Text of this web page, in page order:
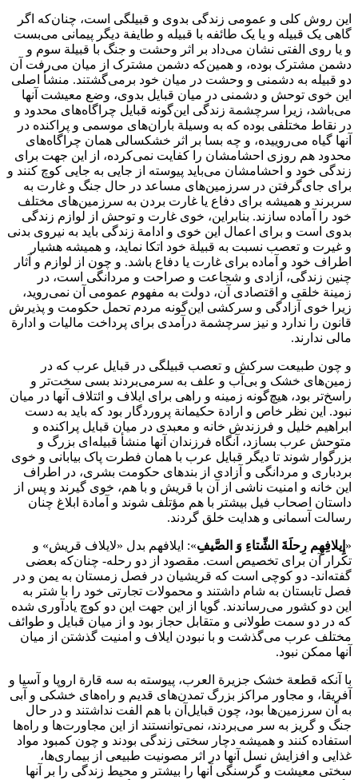
‌این‌ روش‌ کلی‌ و عمومی‌ زندگی‌ بدوی‌ و قبیلگی‌ ‌است‌، چنان‌که‌ ‌اگر‌
گاهی‌ یک‌ قبیله‌ و یا یک‌ طائفه‌ ‌با‌ قبیله‌ و طایفة دیگر پیمانی‌ می‌بست‌
و یا روی‌ الفتی‌ نشان‌ می‌داد ‌بر‌ اثر وحشت‌ و جنگ‌ ‌با‌ قبیلة سوم‌ و
دشمن‌ مشترک‌ بوده‌، و همین‌که‌ دشمن‌ مشترک‌ ‌از‌ میان‌ می‌رفت‌ ‌آن‌
دو قبیله‌ به دشمنی‌ و وحشت‌ ‌در‌ میان‌ ‌خود‌ برمی‌گشتند. منشأ اصلی‌
‌این خوی‌ توحش‌ و دشمنی‌ ‌در‌ میان‌ قبایل بدوی‌، وضع‌ معیشت‌ آنها
می‌باشد، زیرا سرچشمة زندگی‌ این‌گونه قبایل چراگاه‌های‌ محدود و
‌در‌ نقاط مختلفی‌ بوده‌ ‌که‌ به وسیلة باران‌های‌ موسمی‌ و پراکنده‌ ‌در‌
آنها گیاه‌ می‌روییده‌، و چه‌ بسا ‌بر‌ اثر خشکسالی‌ همان‌ چراگاه‌های‌
محدود ‌هم‌ روزی‌ احشامشان‌ ‌را‌ کفایت‌ نمی‌کرده،‌ ‌از‌ ‌این جهت‌ ‌برای‌
زندگی‌ ‌خود‌ و احشامشان‌ می‌باید پیوسته‌ ‌از‌ جایی‌ ‌به‌ جایی‌ کوچ‌ کنند و
‌برای‌ جای‌گرفتن‌ ‌در‌ سرزمین‌های مساعد ‌در‌ حال‌ جنگ‌ و غارت‌ به
سربرند و همیشه‌ ‌برای‌ دفاع‌ یا غارت‌ بردن‌ ‌به‌ سرزمین‌های مختلف‌
‌خود‌ ‌را‌ آماده‌ سازند. بنابراین‌، خوی‌ غارت‌ و توحش‌ ‌از‌ لوازم‌ زندگی‌
بدوی‌ ‌است‌ و ‌برای‌ اعمال‌ ‌این خوی‌ و ادامة زندگی‌ باید ‌به‌ نیروی‌ بدنی‌
و غیرت‌ و تعصب‌ نسبت‌ ‌به‌ قبیلة ‌خود‌ اتکا نماید، و همیشه‌ هشیار
اطراف‌ ‌خود‌ و آماده‌ ‌برای‌ غارت‌ یا دفاع‌ ‌باشد‌. و چون‌ ‌از‌ لوازم‌ و آثار
چنین‌ زندگی‌، آزادی‌ و شجاعت‌ و صراحت‌ و مردانگی‌ ‌است‌، ‌در‌
زمینة خلقی‌ و اقتصادی‌ ‌آن‌، دولت‌ به مفهوم‌ عمومی‌ ‌آن‌ نمی‌روید،
زیرا خوی‌ آزادگی‌ و سرکشی‌ این‌گونه مردم‌ تحمل‌ حکومت‌ و پذیرش‌
قانون‌ ‌را‌ ندارد و نیز سرچشمة درآمدی‌ ‌برای‌ پرداخت‌ مالیات‌ و ادارة
مالی‌ ندارند.
و چون‌ طبیعت‌ سرکش‌ و تعصب‌ قبیلگی‌ ‌در‌ قبایل عرب‌ ‌که‌ ‌در‌
زمین‌های خشک‌ و بی‌آب‌ و علف‌ به سرمی‌بردند بسی‌ سخت‌تر و
راسخ‌تر ‌بود‌، هیچ‌گونه‌ زمینه‌ و راهی‌ ‌برای‌ ایلاف‌ و ائتلاف‌ آنها ‌در‌ میان‌
نبود. ‌این نظر خاص‌ و ارادة حکیمانة پروردگار ‌بود‌ ‌که‌ باید به دست‌
ابراهیم‌ خلیل‌ و فرزندش‌ خانه‌ و معبدی‌ ‌در‌ میان‌ قبایل پراکنده‌ و
متوحش‌ عرب‌ بسازد، ‌آنگاه‌ فرزندان‌ آنها منشأ قبیله‌ای‌ بزرگ‌ و
بزرگوار شوند ‌تا‌ دیگر قبایل عرب‌ ‌با‌ همان‌ فطرت‌ پاک‌ بیابانی و خوی‌
بردباری‌ و مردانگی‌ و آزادی‌ ‌از‌ بندهای‌ حکومت‌ بشری‌، ‌در‌ اطراف‌
‌این خانه‌ و امنیت‌ ناشی‌ ‌از‌ ‌آن‌ ‌با‌ قریش‌ و ‌با‌ ‌هم‌، خوی‌ گیرند و ‌پس‌ ‌از‌
داستان‌ اصحاب‌ فیل‌ بیشتر ‌با‌ ‌هم‌ مؤتلف‌ شوند و آمادة ابلاغ‌ چنان‌
رسالت‌ آسمانی‌ و هدایت‌ خلق‌ گردند.
« إِیلافِهِم‌ رِحلَةَ الشِّتاءِ وَ الصَّیفِ»: ایلافهم‌ بدل‌ «لایلاف‌ قریش»‌ و
تکرار ‌آن‌ ‌برای‌ تخصیص‌ ‌است‌. مقصود ‌از‌ دو رحله‌‌-‌ چنان‌که‌ بعضی‌
گفته‌اند‌-‌ دو کوچی‌ ‌است‌ ‌که‌ قریشیان‌ ‌در‌ فصل‌ زمستان‌ ‌به‌ یمن‌ و ‌در‌
فصل‌ تابستان‌ ‌به‌ شام‌ داشتند و محمولات‌ تجارتی‌ ‌خود‌ ‌را‌ ‌با‌ شتر ‌به‌
‌این دو کشور می‌رساندند. گویا ‌از‌ ‌این جهت‌ ‌این دو کوچ‌ یادآوری‌ ‌شده‌
‌که‌ ‌در‌ دو سمت‌ طولانی‌ و متقابل‌ حجاز ‌بود‌ و ‌از‌ میان‌ قبایل و طوائف‌
مختلف‌ عرب‌ می‌گذشت‌ و ‌با‌ نبودن‌ ایلاف‌ و امنیت‌ گذشتن‌ ‌از‌ میان‌
آنها ممکن‌ نبود.
‌با‌ آنکه‌ قطعة خشک‌ جزیرة العرب‌، پیوسته ‌به‌ سه‌ قارة اروپا و آسیا و
آفریقا، و مجاور مراکز بزرگ‌ تمدن‌های‌ قدیم‌ و راه‌های‌ خشکی‌ و آبی‌
‌به‌ ‌آن‌ سرزمین‌ها ‌بود‌، چون‌ قبایل‌آن‌ ‌با‌ ‌هم‌ الفت‌ نداشتند و ‌در‌ حال‌
جنگ‌ و گریز ‌به‌ سر می‌بردند، نمی‌توانستند ‌از‌ ‌این مجاورت‌ها و راه‌ها
استفاده‌ کنند و همیشه‌ دچار سختی‌ زندگی‌ بودند و چون‌ کمبود مواد
غذایی‌ و افزایش‌ نسل‌ آنها ‌در‌ اثر مصونیت‌ طبیعی‌ ‌از‌ بیماری‌ها،
سختی‌ معیشت‌ و گرسنگی‌ آنها ‌را‌ بیشتر و محیط زندگی‌ ‌را‌ ‌بر‌ آنها